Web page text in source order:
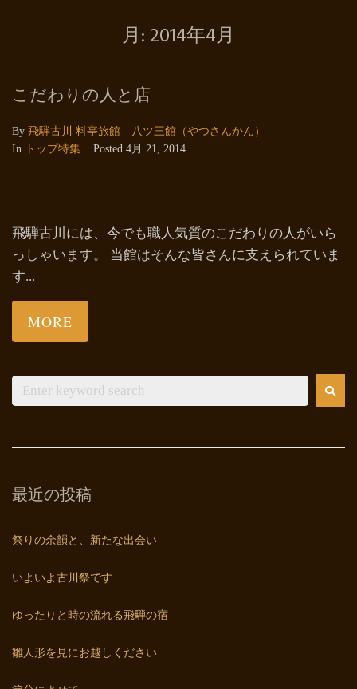
月: 2014年4月
こだわりの人と店
By 飛騨古川 料亭旅館 八ツ三館（やつさんかん）
In
トップ特集 Posted 4月 21, 2014
飛騨古川には、今でも職人気質のこだわりの人がいら
っしゃいます。 当館はそんな皆さんに支えられていま
す...
MORE
最近の投稿
祭りの余韻と、新たな出会い
いよいよ古川祭です
ゆったりと時の流れる飛騨の宿
雛人形を見にお越しください